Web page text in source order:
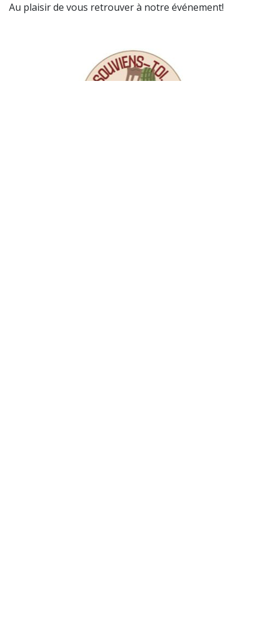
Au plaisir de vous retrouver à notre événement!